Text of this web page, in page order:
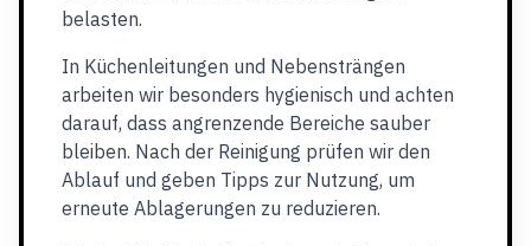
belasten.
In Küchenleitungen und Nebensträngen
arbeiten wir besonders hygienisch und achten
darauf, dass angrenzende Bereiche sauber
bleiben. Nach der Reinigung prüfen wir den
Ablauf und geben Tipps zur Nutzung, um
erneute Ablagerungen zu reduzieren.